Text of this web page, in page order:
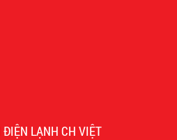
LẠNH CH VIỆT